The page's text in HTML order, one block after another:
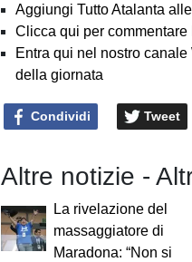
Aggiungi Tutto Atalanta
Clicca qui per
Entra qui nel nostro
della giornata
Condividi Tweet
Altre notizie -
La rivelazione del
massaggiatore di
Maradona: “Non si